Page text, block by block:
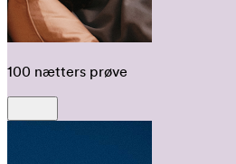
100 nætters prøve